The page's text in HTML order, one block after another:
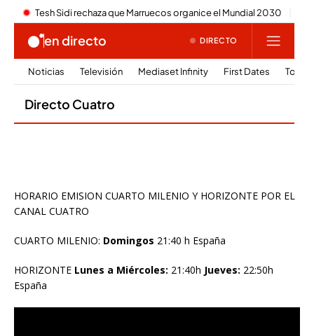
HORARIO EMISION CUARTO MILENIO Y HORIZONTE POR EL
CANAL CUATRO
CUARTO MILENIO: Domingos 21:40 h España
HORIZONTE Lunes a Miércoles: 21:40h Jueves: 22:50h
España